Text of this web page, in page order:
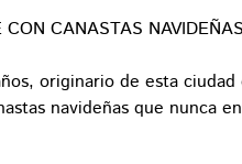
CANASTAS NAVIDEÑAS
originario de esta
navideñas que nunca